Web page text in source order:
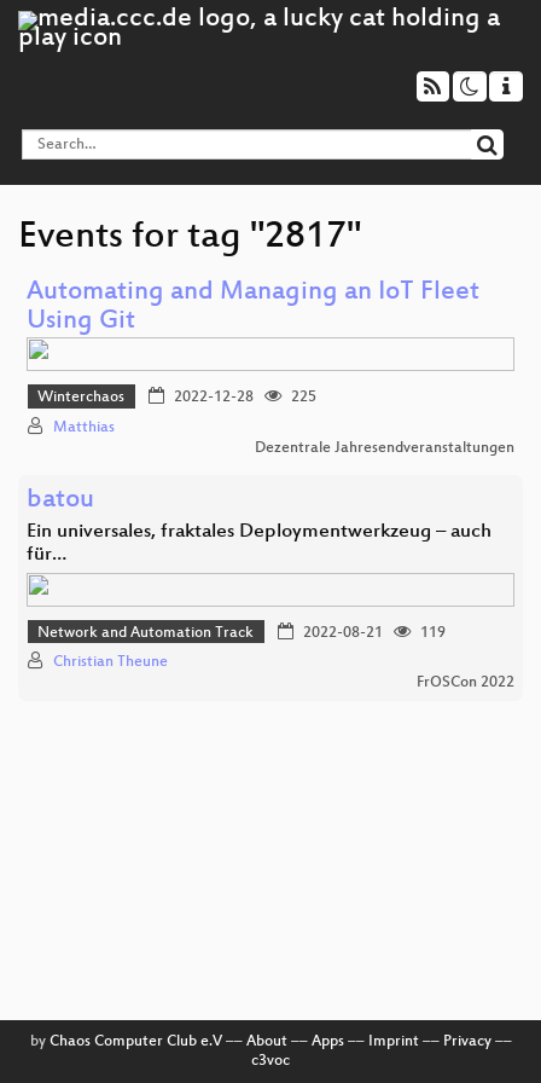
Events for tag "2817"
Automating and Managing an IoT Fleet
Using Git
Winterchaos 2022-12-28
225
Matthias
Dezentrale Jahresendveranstaltungen
batou
Ein universales, fraktales Deploymentwerkzeug – auch
für…
Network and Automation Track 2022-08-21
119
Christian Theune
FrOSCon 2022
by Chaos Computer Club e.V–– About–– Apps–– Imprint–– Privacy––
c3voc